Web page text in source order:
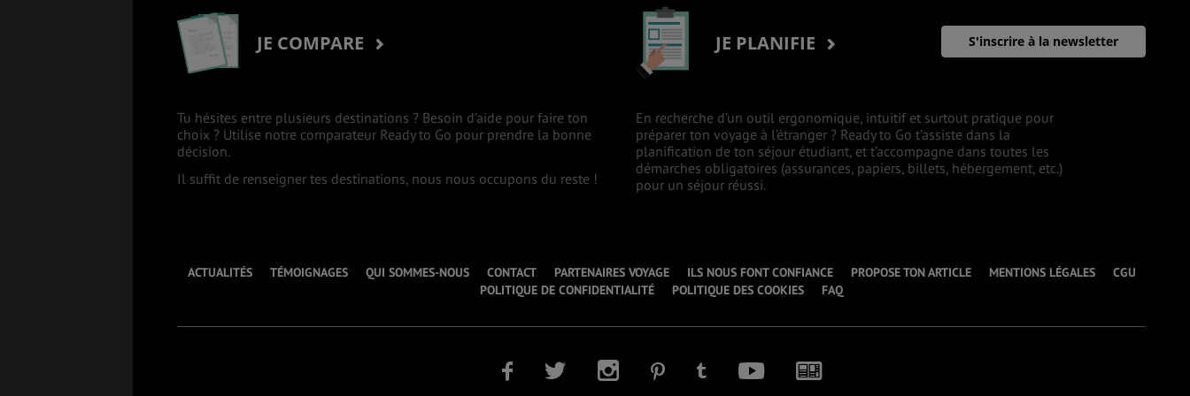
S'inscrire à la newsletter
JE COMPARE
Tu hésites entre plusieurs destinations ? Besoin d’aide pour faire ton
choix ? Utilise notre comparateur Ready to Go pour prendre la bonne
décision.
Il suffit de renseigner tes destinations, nous nous occupons du reste !
JE PLANIFIE
En recherche d’un outil ergonomique, intuitif et surtout pratique pour
préparer ton voyage à l’étranger ? Ready to Go t’assiste dans la
planification de ton séjour étudiant, et t’accompagne dans toutes les
démarches obligatoires (assurances, papiers, billets, hébergement, etc.)
pour un séjour réussi.
ACTUALITÉS TÉMOIGNAGES QUI SOMMES-NOUS CONTACT PARTENAIRES VOYAGE ILS NOUS FONT CONFIANCE PROPOSE TON ARTICLE MENTIONS LÉGALES
CGU
POLITIQUE DE CONFIDENTIALITÉ
POLITIQUE DES COOKIES FAQ